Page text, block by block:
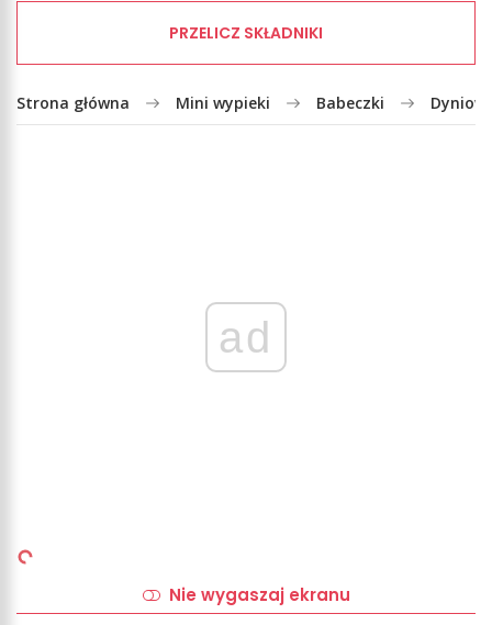
PRZELICZ SKŁADNIKI
Strona główna Mini wypieki Babeczki
ad
Nie wygaszaj ekranu